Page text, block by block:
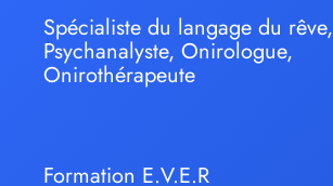
Spécialiste du langage du rêve,
Psychanalyste, Onirologue,
Onirothérapeute
Formation E.V.E.R